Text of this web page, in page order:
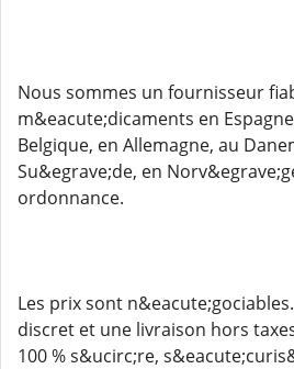
Nous sommes un fournisseur
m&eacute;dicaments en
Belgique, en Allemagne, au
Su&egrave;de, en
ordonnance.
Les prix sont
discret et une livraison hors
100 % s&ucirc;re,